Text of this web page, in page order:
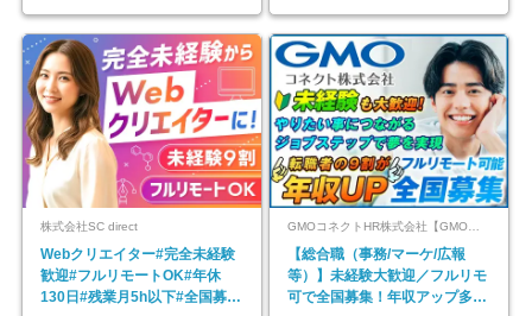
株式会社SC direct
Webクリエイター#完全未経験
歓迎#フルリモートOK#年休
130日#残業月5h以下#全国募集
GMOコネクトHR株式会社【GMOインターネットグループ】
【総合職（事務/マーケ/広報
等）】未経験大歓迎／フルリモ
可で全国募集！年収アップ多数